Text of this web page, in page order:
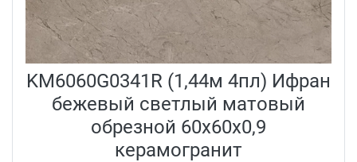
KM6060G0341R (1,44м 4пл) Ифран
бежевый светлый матовый
обрезной 60x60x0,9
керамогранит